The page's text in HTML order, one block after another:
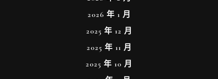
2026 年 1 月
2025 年 12 月
2025 年 11 月
2025 年 10 月